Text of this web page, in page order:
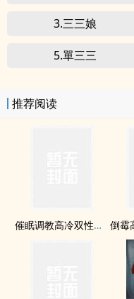
3.三三娘
5.單三三
推荐阅读
催眠调教高冷双性美人室友